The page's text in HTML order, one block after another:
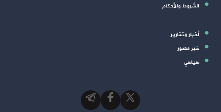
الشروط والأحكام
أخبار وتقارير
خبر مصور
سياسي